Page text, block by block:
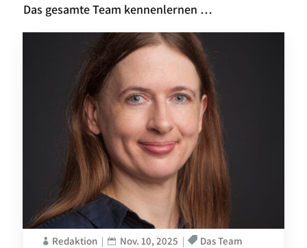
Das gesamte Team kennenlernen …
Redaktion Nov. 10, 2025 Das Team